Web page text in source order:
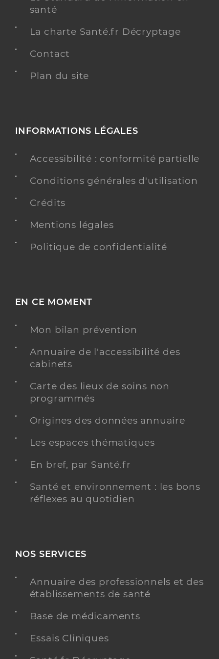
santé
La charte Santé.fr Décryptage
Contact
Plan du site
INFORMATIONS LÉGALES
Accessibilité : conformité partielle
Conditions générales d'utilisation
Crédits
Mentions légales
Politique de confidentialité
EN CE MOMENT
Mon bilan prévention
Annuaire de l'accessibilité des
cabinets
Carte des lieux de soins non
programmés
Origines des données annuaire
Les espaces thématiques
En bref, par Santé.fr
Santé et environnement : les bons
réflexes au quotidien
NOS SERVICES
Annuaire des professionnels et des
établissements de santé
Base de médicaments
Essais Cliniques